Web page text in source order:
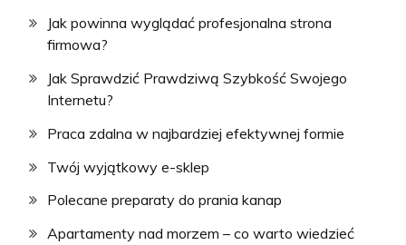
Jak powinna wyglądać profesjonalna strona
firmowa?
Jak Sprawdzić Prawdziwą Szybkość Swojego
Internetu?
Praca zdalna w najbardziej efektywnej formie
Twój wyjątkowy e-sklep
Polecane preparaty do prania kanap
Apartamenty nad morzem – co warto wiedzieć